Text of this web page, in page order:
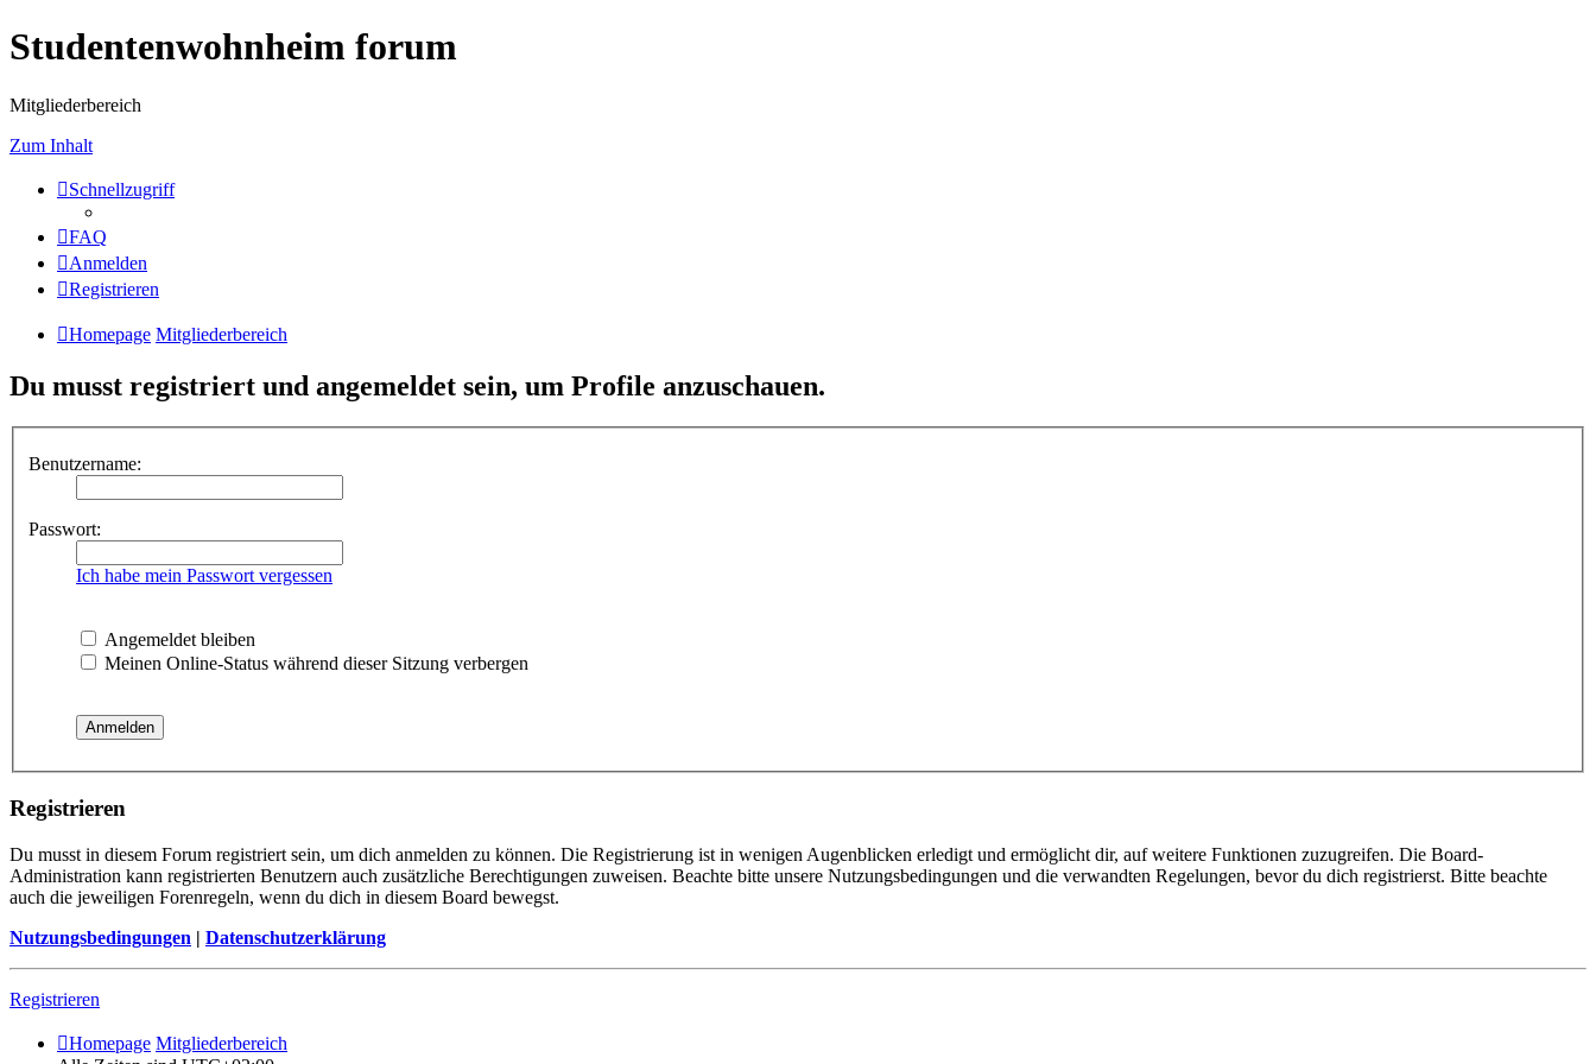
Studentenwohnheim forum
Mitgliederbereich
Zum Inhalt
Schnellzugriff
FAQ
Anmelden
Registrieren
Homepage Mitgliederbereich
Du musst registriert und angemeldet sein, um Profile anzuschauen.
Benutzername:
Passwort:
Ich habe mein Passwort vergessen
Angemeldet bleiben
Meinen Online-Status während dieser Sitzung verbergen
Registrieren
Du musst in diesem Forum registriert sein, um dich anmelden zu können. Die Registrierung ist in wenigen Augenblicken erledigt und ermöglicht dir, auf weitere Funktionen zuzugreifen. Die Board-
Administration kann registrierten Benutzern auch zusätzliche Berechtigungen zuweisen. Beachte bitte unsere Nutzungsbedingungen und die verwandten Regelungen, bevor du dich registrierst. Bitte beachte
auch die jeweiligen Forenregeln, wenn du dich in diesem Board bewegst.
Nutzungsbedingungen | Datenschutzerklärung
Registrieren
Homepage Mitgliederbereich